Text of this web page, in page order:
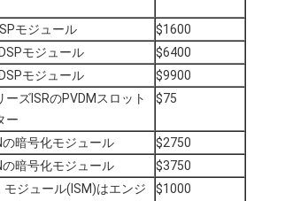
モジュール
$1600
モジュール
$6400
モジュール
$9900
ズISRのPVDMスロット
ー
$75
の暗号化モジュール
$2750
の暗号化モジュール
$3750
ジュール(ISM)はエンジ
$1000